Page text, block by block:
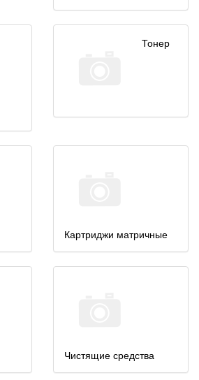
Тонер
Картриджи матричные
Чистящие средства